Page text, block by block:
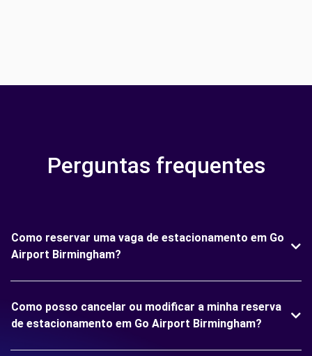
Perguntas frequentes
Como reservar uma vaga de estacionamento em Go
Airport Birmingham?
Como posso cancelar ou modificar a minha reserva
de estacionamento em Go Airport Birmingham?